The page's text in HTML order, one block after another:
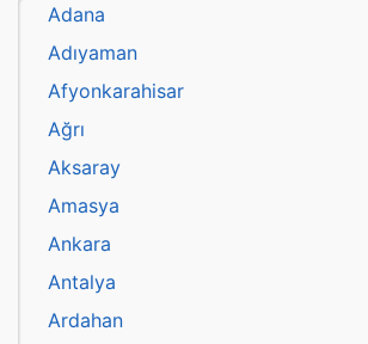
Adana
Adıyaman
Afyonkarahisar
Ağrı
Aksaray
Amasya
Ankara
Antalya
Ardahan